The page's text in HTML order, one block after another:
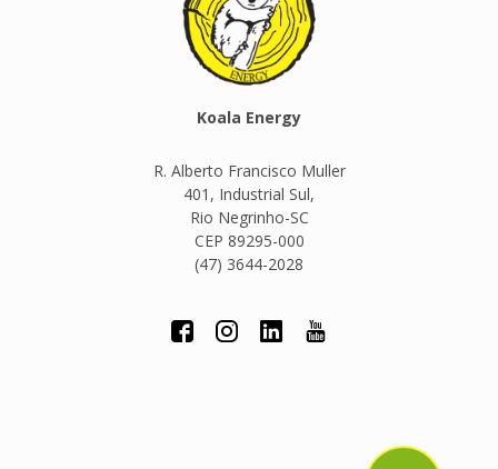
Koala Energy
R. Alberto Francisco Muller
401, Industrial Sul,
Rio Negrinho-SC
CEP 89295-000
(47) 3644-2028